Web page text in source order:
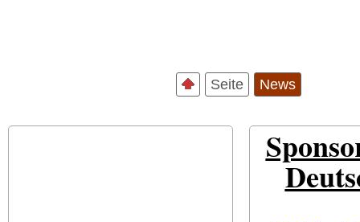
Seite News